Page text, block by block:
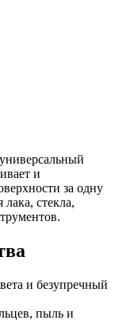
и
за одну
стекла,
и безупречный
пыль и